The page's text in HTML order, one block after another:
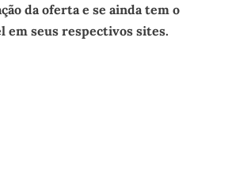
da oferta e se ainda tem o
em seus respectivos sites.